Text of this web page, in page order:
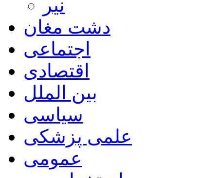
نیر
دشت مغان
اجتماعی
اقتصادی
بین الملل
سیاسی
علمی پزشکی
عمومی